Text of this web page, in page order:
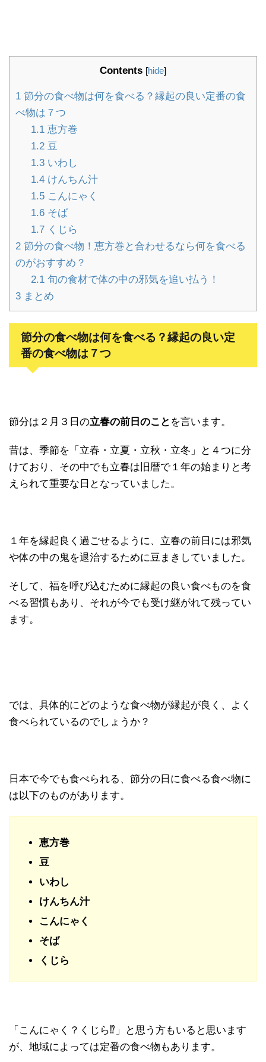
Contents [hide]
1 節分の食べ物は何を食べる？縁起の良い定番の食
べ物は７つ
1.1恵方巻
1.2豆
1.3いわし
1.4けんちん汁
1.5こんにゃく
1.6そば
1.7くじら
2 節分の食べ物！恵方巻と合わせるなら何を食べる
のがおすすめ？
2.1旬の食材で体の中の邪気を追い払う！
3 まとめ
節分の食べ物は何を食べる？縁起の良い定
番の食べ物は７つ
節分は２月３日の立春の前日のこと を言います。
昔は、季節を「立春・立夏・立秋・立冬」と４つに分
けており、その中でも立春は旧暦で１年の始まりと考
えられて重要な日となっていました。
１年を縁起良く過ごせるように、立春の前日には邪気
や体の中の鬼を退治するために豆まきしていました。
そして、福を呼び込むために縁起の良い食べものを食
べる習慣もあり、それが今でも受け継がれて残ってい
ます。
では、具体的にどのような食べ物が縁起が良く、よく
食べられているのでしょうか？
日本で今でも食べられる、節分の日に食べる食べ物に
は以下のものがあります。
恵方巻
豆
いわし
けんちん汁
こんにゃく
そば
くじら
「こんにゃく？くじら⁉」と思う方もいると思います
が、地域によっては定番の食べ物もあります。